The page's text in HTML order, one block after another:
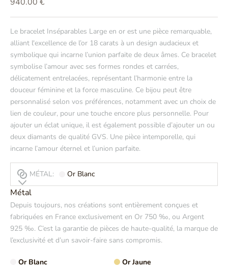
Le bracelet Inséparables Large en or est une pièce remarquable,
alliant l'excellence de l’or 18 carats à un design audacieux et
symbolique qui incarne l’union parfaite de deux âmes. Ce bracelet
symbolise l’amour avec ses formes rondes et carrées,
délicatement entrelacées, représentant l’harmonie entre la
douceur féminine et la force masculine. Ce bijou peut être
personnalisé selon vos préférences, notamment avec un choix de
lien de couleur, pour une touche encore plus personnelle. Pour
ajouter un éclat unique, il est également possible d’ajouter un ou
deux diamants de qualité GVS. Une pièce intemporelle, qui
incarne l’amour éternel et l’union parfaite.
MÉTAL: Or Blanc
Métal
Depuis toujours, nos créations sont entièrement conçues et
fabriquées en France exclusivement en Or 750 ‰, ou Argent
925 ‰. C’est la garantie de pièces de haute-qualité, la marque de
l’exclusivité et d’un savoir-faire sans compromis.
Or Blanc Or Jaune